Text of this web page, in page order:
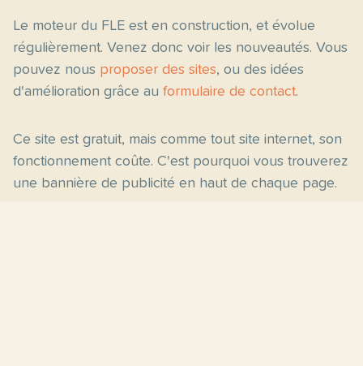
Le moteur du FLE est en construction, et évolue
régulièrement. Venez donc voir les nouveautés. Vous
pouvez nous proposer des sites, ou des idées
d'amélioration grâce au formulaire de contact.
Ce site est gratuit, mais comme tout site internet, son
fonctionnement coûte. C'est pourquoi vous trouverez
une bannière de publicité en haut de chaque page.